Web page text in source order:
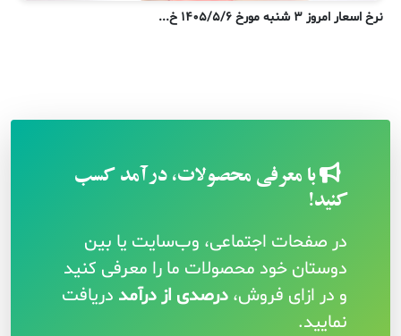
نرخ اسعار امروز ۳ شنبه مورخ ۱۴۰۵/۵/۶ خ...
با معرفی محصولات، درآمد کسب
کنید!
در صفحات اجتماعی، وب‌سایت یا بین
دوستان خود محصولات ما را معرفی کنید
و در ازای فروش، درصدی از درآمد دریافت
نمایید.